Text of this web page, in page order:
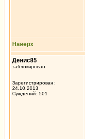
Наверх
Денис85
заблокирован
Зарегистрирован:
24.10.2013
Суждений: 501